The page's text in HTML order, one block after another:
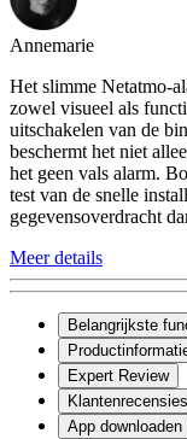
Annemarie
Het slimme Netatmo-
zowel visueel als
uitschakelen van de
beschermt het niet
het geen vals alarm.
test van de snelle
gegevensoverdracht
Meer details
Belangrijkste
Expert Review
Klantenrecensies
App downloaden